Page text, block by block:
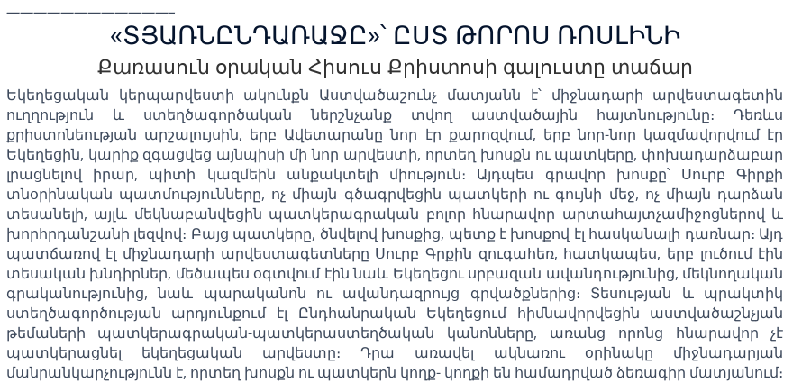
————————————–
«ՏՅԱՌՆԸՆԴԱՌԱՋԸ»՝ ԸՍՏ ԹՈՐՈՍ ՌՈՍԼԻՆԻ
Քառասուն օրական Հիսուս Քրիստոսի գալուստը տաճար
Եկեղեցական կերպարվեստի ակունքն Աստվածաշունչ մատյանն է՝ միջնադարի արվեստագետին
ուղղություն և ստեղծագործական ներշնչանք տվող աստվածային հայտնությունը։ Դեռևս
քրիստոնեության արշալույսին, երբ Ավետարանը նոր էր քարոզվում, երբ նոր-նոր կազմավորվում էր
Եկեղեցին, կարիք զգացվեց այնպիսի մի նոր արվեստի, որտեղ խոսքն ու պատկերը, փոխադարձաբար
լրացնելով իրար, պիտի կազմեին անքակտելի միություն։ Այդպես գրավոր խոսքը՝ Սուրբ Գիրքի
տնօրինական պատմությունները, ոչ միայն գծագրվեցին պատկերի ու գույնի մեջ, ոչ միայն դարձան
տեսանելի, այլև մեկնաբանվեցին պատկերագրական բոլոր հնարավոր արտահայտչամիջոցներով և
խորհրդանշանի լեզվով։ Բայց պատկերը, ծնվելով խոսքից, պետք է խոսքով էլ հասկանալի դառնար։ Այդ
պատճառով էլ միջնադարի արվեստագետները Սուրբ Գրքին զուգահեռ, հատկապես, երբ լուծում էին
տեսական խնդիրներ, մեծապես օգտվում էին նաև Եկեղեցու սրբազան ավանդությունից, մեկնողական
գրականությունից, նաև պարականոն ու ավանդազրույց գրվածքներից։ Տեսության և պրակտիկ
ստեղծագործության արդյունքում էլ Ընդհանրական Եկեղեցում հիմնավորվեցին աստվածաշնչյան
թեմաների պատկերագրական-պատկերաստեղծական կանոնները, առանց որոնց հնարավոր չէ
պատկերացնել եկեղեցական արվեստը։ Դրա առավել ակնառու օրինակը միջնադարյան
մանրանկարչությունն է, որտեղ խոսքն ու պատկերն կողք- կողքի են համադրված ձեռագիր մատյանում։